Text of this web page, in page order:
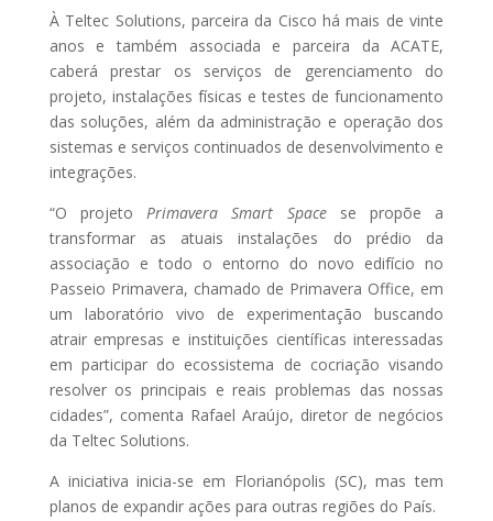
Lançame
Anuario
À Teltec Solutions, parceira da Cisco há mais de vinte
anos e também associada e parceira da ACATE,
caberá prestar os serviços de gerenciamento do
projeto, instalações físicas e testes de funcionamento
das soluções, além da administração e operação dos
sistemas e serviços continuados de desenvolvimento e
integrações.
“O projetoPrimavera Smart Spacese propõe a
transformar as atuais instalações do prédio da
associação e todo o entorno do novo edifício no
Passeio Primavera, chamado de Primavera Office, em
um laboratório vivo de experimentação buscando
atrair empresas e instituições científicas interessadas
em participar do ecossistema de cocriação visando
resolver os principais e reais problemas das nossas
cidades”, comenta Rafael Araújo, diretor de negócios
da Teltec Solutions.
A iniciativa inicia-se em Florianópolis (SC), mas tem
planos de expandir ações para outras regiões do País.